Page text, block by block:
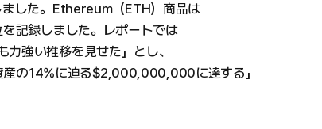
した。Ethereum（ETH）商品は
記録しました。レポートでは
強い推移を見せた」とし、
産の14%に迫る$2,000,000,000に達する」